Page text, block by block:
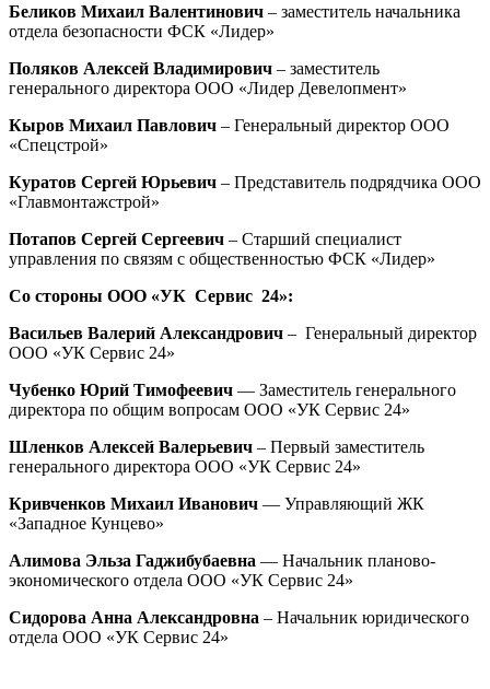
Беликов Михаил Валентинович – заместитель начальника
отдела безопасности ФСК «Лидер»
Поляков Алексей Владимирович – заместитель
генерального директора ООО «Лидер Девелопмент»
Кыров Михаил Павлович – Генеральный директор ООО
«Спецстрой»
Куратов Сергей Юрьевич – Представитель подрядчика ООО
«Главмонтажстрой»
Потапов Сергей Сергеевич – Старший специалист
управления по связям с общественностью ФСК «Лидер»
Со стороны ООО «УК Сервис 24»:
Васильев Валерий Александрович – Генеральный директор
ООО «УК Сервис 24»
Чубенко Юрий Тимофеевич — Заместитель генерального
директора по общим вопросам ООО «УК Сервис 24»
Шленков Алексей Валерьевич – Первый заместитель
генерального директора ООО «УК Сервис 24»
Кривченков Михаил Иванович — Управляющий ЖК
«Западное Кунцево»
Алимова Эльза Гаджибубаевна — Начальник планово-
экономического отдела ООО «УК Сервис 24»
Сидорова Анна Александровна – Начальник юридического
отдела ООО «УК Сервис 24»